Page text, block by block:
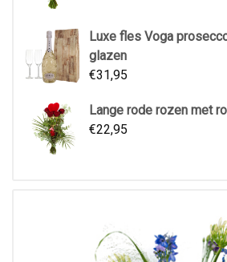
Luxe fles Voga
glazen
€31,95
Lange rode rozen met
€22,95